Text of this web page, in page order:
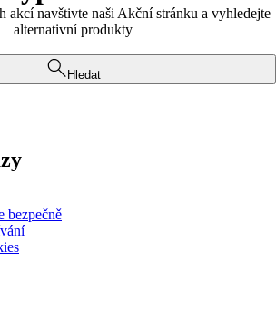
akcí navštivte naši Akční stránku a vyhledejte
alternativní produkty
Hledat
bezpečně